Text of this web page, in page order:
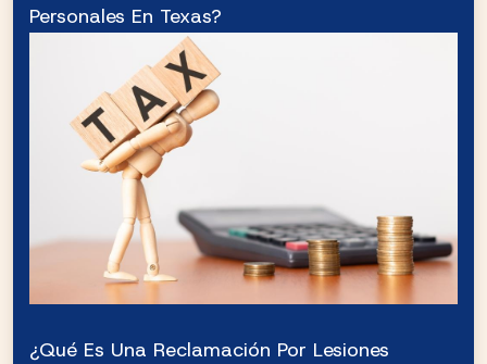
Personales En Texas?
¿Qué Es Una Reclamación Por Lesiones